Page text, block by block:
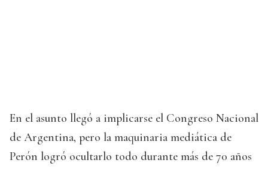
En el asunto llegó a implicarse el Congreso Nacional
de Argentina, pero la maquinaria mediática de
Perón logró ocultarlo todo durante más de 70 años